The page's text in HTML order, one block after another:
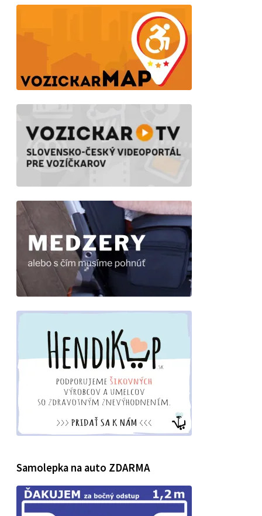
Samolepka na auto ZDARMA